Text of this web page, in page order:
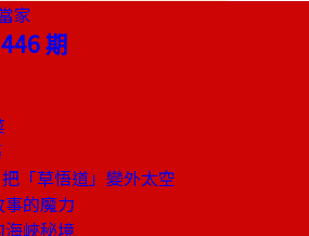
家
期
「草悟道」變外太空
的魔力
峽秘境